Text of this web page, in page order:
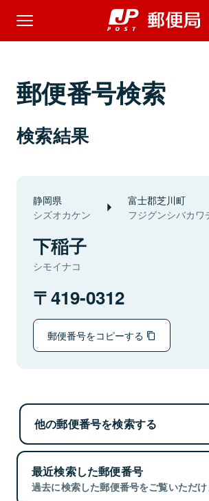
郵便番号検索
検索結果
静岡県
シズオカケン
富士郡芝川町
フジグンシバカワ
下稲子
シモイナコ
419-0312
郵便番号をコピーする
他の郵便番号を検索する
最近検索した郵便番号
過去に検索した郵便番号をご覧いただけ